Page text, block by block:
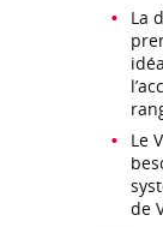
La
Le
de